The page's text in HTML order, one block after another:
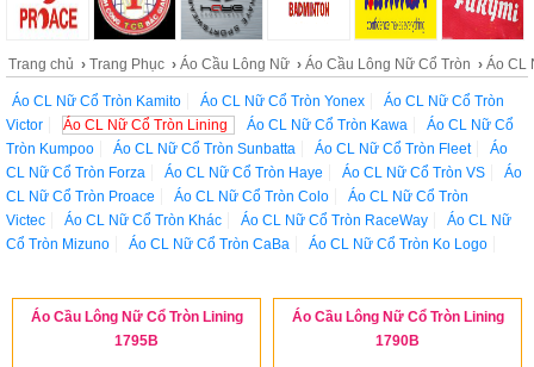
Trang chủ › Trang Phục › Áo Cầu Lông Nữ › Áo Cầu Lông Nữ Cổ Tròn › Áo CL
Áo CL Nữ Cổ Tròn Kamito Áo CL Nữ Cổ Tròn Yonex
Áo CL Nữ Cổ Tròn
Victor
Áo CL Nữ Cổ Tròn Lining Áo CL Nữ Cổ Tròn Kawa
Áo CL Nữ Cổ
Tròn Kumpoo
Áo CL Nữ Cổ Tròn Sunbatta Áo CL Nữ Cổ Tròn Fleet
Áo
CL Nữ Cổ Tròn Forza
Áo CL Nữ Cổ Tròn Haye Áo CL Nữ Cổ Tròn VS
Áo
CL Nữ Cổ Tròn Proace
Áo CL Nữ Cổ Tròn Colo
Áo CL Nữ Cổ Tròn
Victec
Áo CL Nữ Cổ Tròn Khác Áo CL Nữ Cổ Tròn RaceWay
Áo CL Nữ
Cổ Tròn Mizuno
Áo CL Nữ Cổ Tròn CaBa Áo CL Nữ Cổ Tròn Ko Logo
Áo Cầu Lông Nữ Cổ Tròn Lining
1795B
Áo Cầu Lông Nữ Cổ Tròn Lining
1790B